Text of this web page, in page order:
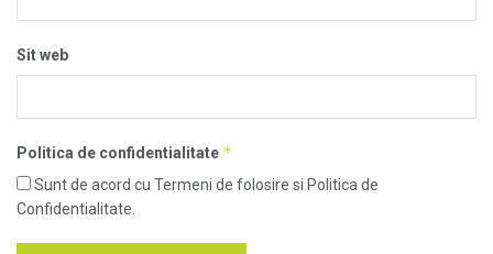
Sit web
Politica de confidentialitate *
Sunt de acord cu Termeni de folosire si Politica de
Confidentialitate.